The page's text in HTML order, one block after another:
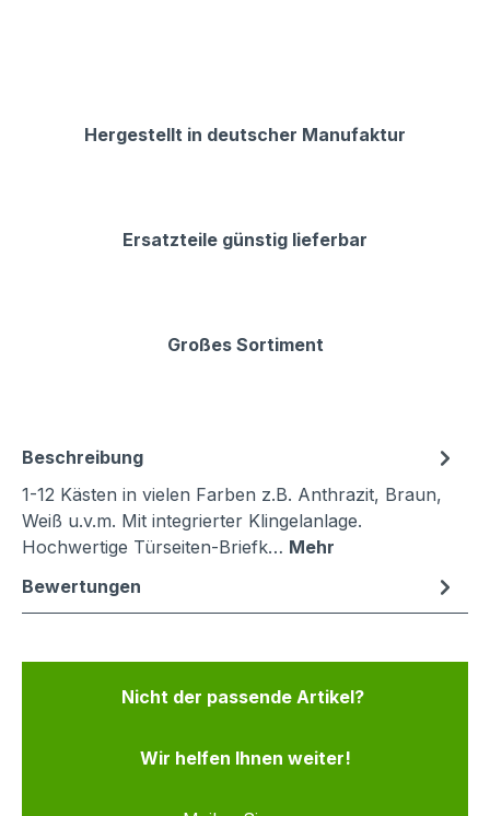
Hergestellt in deutscher Manufaktur
Ersatzteile günstig lieferbar
Großes Sortiment
Beschreibung
1-12 Kästen in vielen Farben z.B. Anthrazit, Braun,
Weiß u.v.m. Mit integrierter Klingelanlage.
Hochwertige Türseiten-Briefk… Mehr
Bewertungen
Nicht der passende Artikel?
Wir helfen Ihnen weiter!